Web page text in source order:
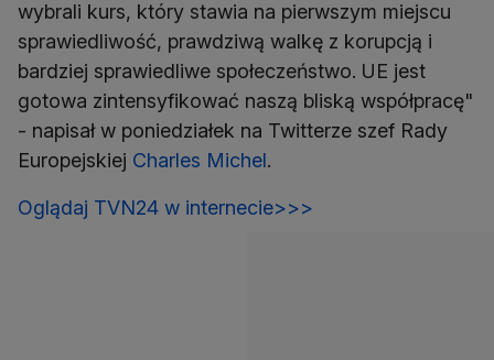
wybrali kurs, który stawia na pierwszym miejscu
sprawiedliwość, prawdziwą walkę z korupcją i
bardziej sprawiedliwe społeczeństwo. UE jest
gotowa zintensyfikować naszą bliską współpracę"
- napisał w poniedziałek na Twitterze szef Rady
Europejskiej Charles Michel.
Oglądaj TVN24 w internecie>>>